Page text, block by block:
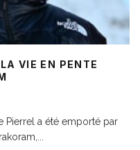
VIE EN PENTE
Pierrel a été emporté par
...